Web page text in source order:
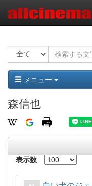
メニュー
森信也
表示数